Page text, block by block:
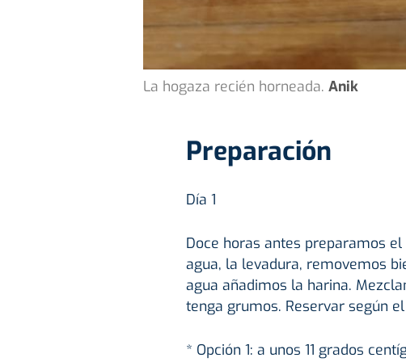
La hogaza recién horneada. Anik
Preparación
Día 1
Doce horas antes preparamos
agua, la levadura, removemos
agua añadimos la harina.
tenga grumos. Reservar según
* Opción 1: a unos 11 grados